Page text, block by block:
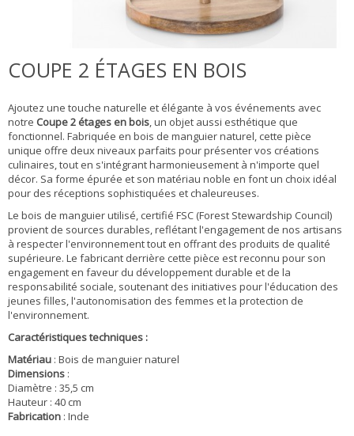
COUPE 2 ÉTAGES EN BOIS
Ajoutez une touche naturelle et élégante à vos événements avec
notre Coupe 2 étages en bois, un objet aussi esthétique que
fonctionnel. Fabriquée en bois de manguier naturel, cette pièce
unique offre deux niveaux parfaits pour présenter vos créations
culinaires, tout en s'intégrant harmonieusement à n'importe quel
décor. Sa forme épurée et son matériau noble en font un choix idéal
pour des réceptions sophistiquées et chaleureuses.
Le bois de manguier utilisé, certifié FSC (Forest Stewardship Council)
provient de sources durables, reflétant l'engagement de nos artisans
à respecter l'environnement tout en offrant des produits de qualité
supérieure. Le fabricant derrière cette pièce est reconnu pour son
engagement en faveur du développement durable et de la
responsabilité sociale, soutenant des initiatives pour l'éducation des
jeunes filles, l'autonomisation des femmes et la protection de
l'environnement.
Caractéristiques techniques :
Matériau : Bois de manguier naturel
Dimensions :
Diamètre : 35,5 cm
Hauteur : 40 cm
Fabrication : Inde